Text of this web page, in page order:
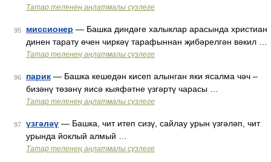
Татар теленең аңлатмалы сүзлеге
95 миссионер — Башка диндәге халыклар арасында христиан
динен тарату өчен чиркәү тарафыннан җибәрелгән вәкил …
Татар теленең аңлатмалы сүзлеге
96 парик — Башка кешедән кисеп алынган яки ясалма чәч –
бизәнү төзәнү яисә кыяфәтне үзгәртү чарасы …
Татар теленең аңлатмалы сүзлеге
97 үзгәләү — Башка, чит итеп сизү, сайлау урын үзгәләп, чит
урында йоклый алмый …
Татар теленең аңлатмалы сүзлеге